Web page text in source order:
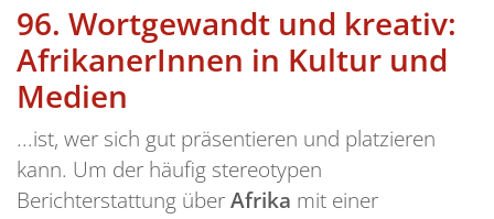
96. Wortgewandt und kreativ:
AfrikanerInnen in Kultur und
Medien
...ist, wer sich gut präsentieren und platzieren
kann. Um der häufig stereotypen
Berichterstattung überAfrika mit einer